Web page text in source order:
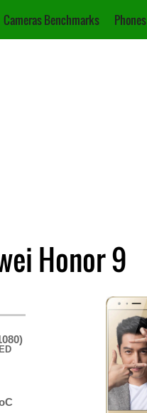
Cameras Benchmarks Phones
Honor 9